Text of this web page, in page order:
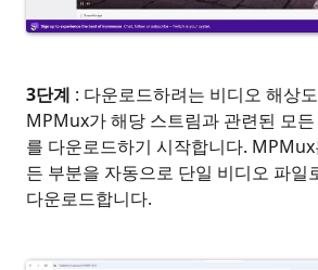
3단계 : 다운로드하려는 비디오 해상
MPMux가 해당 스트림과 관련된 모
를 다운로드하기 시작합니다.
든 부분을 자동으로 단일 비디오 파일
다운로드합니다.